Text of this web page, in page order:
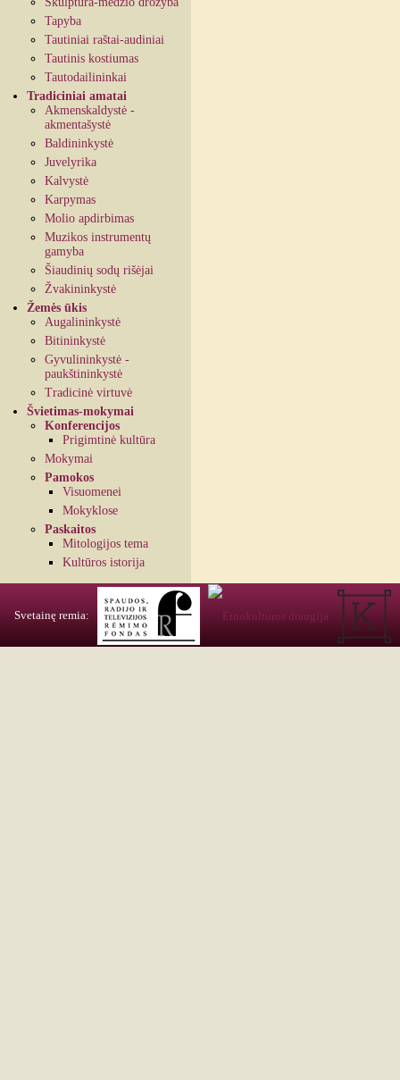
Tapyba
Tautiniai raštai-audiniai
Tautinis kostiumas
Tautodailininkai
Tradiciniai amatai
Akmenskaldystė -
akmentašystė
Baldininkystė
Juvelyrika
Kalvystė
Karpymas
Molio apdirbimas
Muzikos instrumentų
gamyba
Šiaudinių sodų rišėjai
Žvakininkystė
Žemės ūkis
Augalininkystė
Bitininkystė
Gyvulininkystė -
paukštininkystė
Tradicinė virtuvė
Švietimas-mokymai
Konferencijos
Prigimtinė kultūra
Mokymai
Pamokos
Visuomenei
Mokyklose
Paskaitos
Mitologijos tema
Kultūros istorija
Svetainę remia: